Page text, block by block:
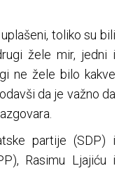
toliko su bili
žele mir, jedni i
ne žele bilo kakve
da je važno da
partije (SDP) i
Rasimu Ljajiću i